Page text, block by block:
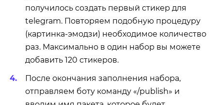
получилось создать первый стикер для
telegram. Повторяем подобную процедуру
(картинка-эмодзи) необходимое количество
раз. Максимально в один набор вы можете
добавить 120 стикеров.
После окончания заполнения набора,
отправляем боту команду «/publish» и